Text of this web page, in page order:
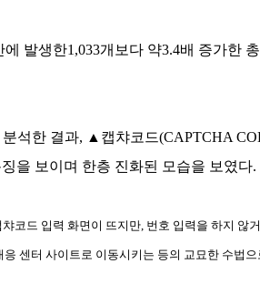
발생한1,033개보다 약3.4배 증가한
석한 결과, ▲캡챠코드(CAPTCHA
을 보이며 한층 진화된 모습을 보였다.
코드 입력 화면이 뜨지만, 번호 입력을 하지 않
센터 사이트로 이동시키는 등의 교묘한 수법